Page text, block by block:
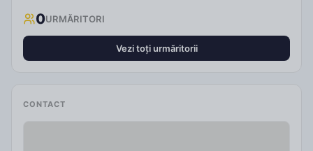
0URMĂRITORI
Vezi toți urmăritorii
CONTACT